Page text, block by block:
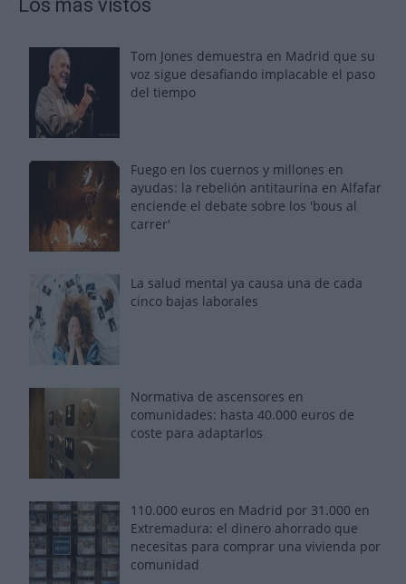
Los más vistos
Tom Jones demuestra en Madrid que su
voz sigue desafiando implacable el paso
del tiempo
Fuego en los cuernos y millones en
ayudas: la rebelión antitaurina en Alfafar
enciende el debate sobre los 'bous al
carrer'
La salud mental ya causa una de cada
cinco bajas laborales
Normativa de ascensores en
comunidades: hasta 40.000 euros de
coste para adaptarlos
110.000 euros en Madrid por 31.000 en
Extremadura: el dinero ahorrado que
necesitas para comprar una vivienda por
comunidad